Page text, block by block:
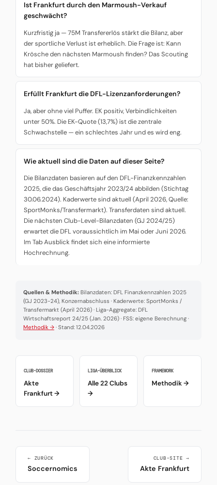
Ist Frankfurt durch den Marmoush-Verkauf
geschwächt?
Kurzfristig ja — 75M Transfererlös stärkt die Bilanz, aber
der sportliche Verlust ist erheblich. Die Frage ist: Kann
Krösche den nächsten Marmoush finden? Das Scouting
hat bisher geliefert.
Erfüllt Frankfurt die DFL-Lizenzanforderungen?
Ja, aber ohne viel Puffer. EK positiv, Verbindlichkeiten
unter 50%. Die EK-Quote (13,7%) ist die zentrale
Schwachstelle — ein schlechtes Jahr und es wird eng.
Wie aktuell sind die Daten auf dieser Seite?
Die Bilanzdaten basieren auf den DFL-Finanzkennzahlen
2025, die das Geschäftsjahr 2023/24 abbilden (Stichtag
30.06.2024). Kaderwerte sind aktuell (April 2026, Quelle:
SportMonks/Transfermarkt). Transferdaten sind aktuell.
Die nächsten Club-Level-Bilanzdaten (GJ 2024/25)
erwartet die DFL voraussichtlich im Mai oder Juni 2026.
Im Tab Ausblick findet sich eine informierte
Hochrechnung.
Quellen & Methodik: Bilanzdaten: DFL Finanzkennzahlen 2025
(GJ 2023-24), Konzernabschluss · Kaderwerte: SportMonks /
Transfermarkt (April 2026) · Liga-Aggregate: DFL
Wirtschaftsreport 24/25 (Jan. 2026) · FSS: eigene Berechnung ·
Methodik → · Stand: 12.04.2026
CLUB-DOSSIER
Akte
Frankfurt →
LIGA-ÜBERBLICK
Alle 22 Clubs
→
FRAMEWORK
Methodik →
← ZURÜCK
Soccernomics
CLUB-SITE →
Akte Frankfurt